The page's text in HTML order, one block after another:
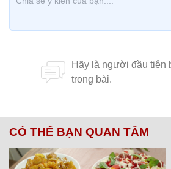
CÓ THỂ BẠN QUAN TÂM